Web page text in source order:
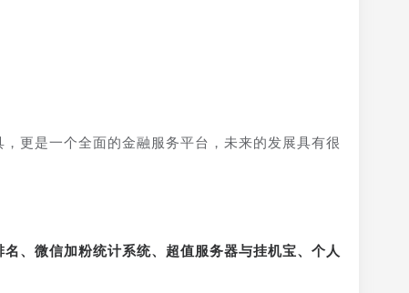
更是一个全面的金融服务平台，未来的发展具有很
、微信加粉统计系统、超值服务器与挂机宝、个人